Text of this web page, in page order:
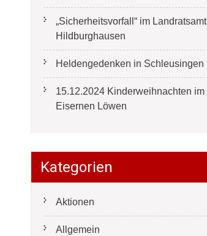
„Sicherheitsvorfall“ im Landratsamt
Hildburghausen
Heldengedenken in Schleusingen
15.12.2024 Kinderweihnachten im
Eisernen Löwen
Kategorien
Aktionen
Allgemein